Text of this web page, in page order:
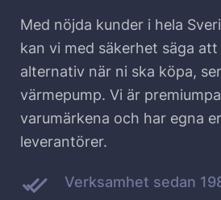
Med nöjda kunder i hela
kan vi med säkerhet säga
alternativ när ni ska köpa,
värmepump. Vi är
varumärkena och har egna
leverantörer.
Verksamhet sedan